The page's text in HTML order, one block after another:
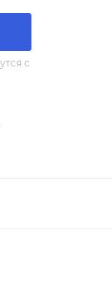
с